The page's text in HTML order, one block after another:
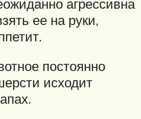
агрессивна
ее на руки,
постоянно
исходит